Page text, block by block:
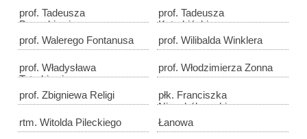
prof. Tadeusza
Banachiewicza
prof. Tadeusza
Kotarbińskiego
prof. Walerego Fontanusa
prof. Wilibalda Winklera
prof. Władysława
Tatarkiewicza
prof. Włodzimierza Zonna
prof. Zbigniewa Religi
płk. Franciszka
Niepokólczyckiego
rtm. Witolda Pileckiego
Łanowa